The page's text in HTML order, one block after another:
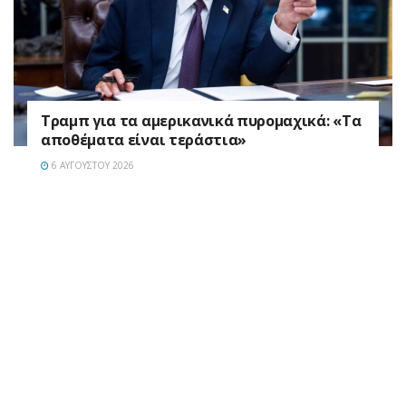
Τραμπ για τα αμερικανικά πυρομαχικά: «Τα
αποθέματα είναι τεράστια»
6 ΑΥΓΟΎΣΤΟΥ 2026